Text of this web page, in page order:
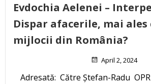
Evdochia Aelenei –
Dispar afacerile, mai ales
mijlocii din România?
April 2, 2024
Adresată: Către Ștefan-Radu